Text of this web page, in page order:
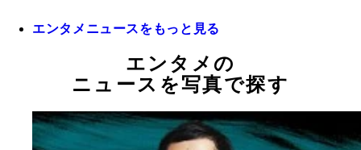
エンタメニュースをもっと見る
エンタメの
ニュースを写真で探す